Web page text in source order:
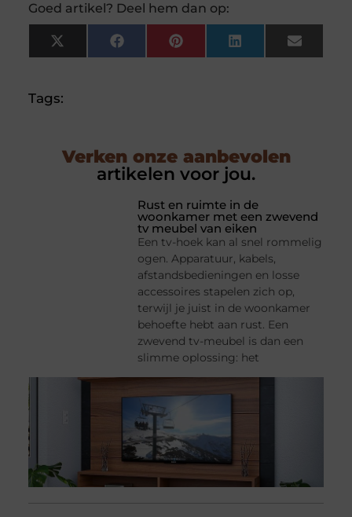
Goed artikel? Deel hem dan op:
X
(Twitter)
FacebookPinterestLinkedInEmail
Tags:
Verken onze aanbevolen
artikelen voor jou.
Rust en ruimte in de
woonkamer met een zwevend
tv meubel van eiken
Een tv-hoek kan al snel rommelig
ogen. Apparatuur, kabels,
afstandsbedieningen en losse
accessoires stapelen zich op,
terwijl je juist in de woonkamer
behoefte hebt aan rust. Een
zwevend tv-meubel is dan een
slimme oplossing: het